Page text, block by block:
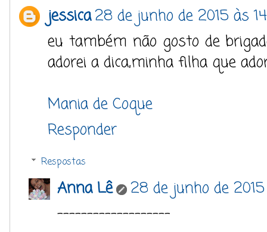
jessica28 de junho de 2015 às
eu também não gosto de
adorei a dica,minha filha que
Mania de Coque
Responder
Respostas
Anna Lê
28 de junho de
-------------------